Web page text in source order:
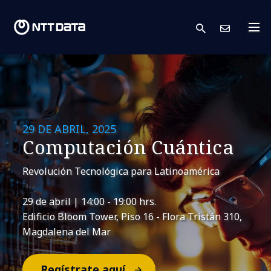
search
29 DE ABRIL, 2025
Computación Cuántica
Revolución Tecnológica para Latinoamérica
29 de abril | 14:00 - 19:00 hrs.
Edificio Bloom Tower, Piso 16 - Flora Tristán 310,
Magdalena del Mar